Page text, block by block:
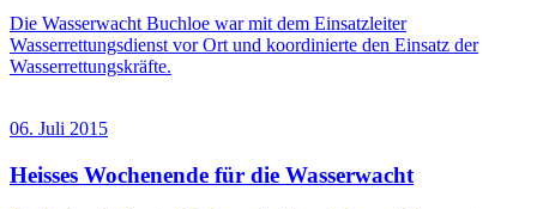
Die Wasserwacht Buchloe war mit dem Einsatzleiter
Wasserrettungsdienst vor Ort und koordinierte den Einsatz der
Wasserrettungskräfte.
06. Juli 2015
Heisses Wochenende für die Wasserwacht